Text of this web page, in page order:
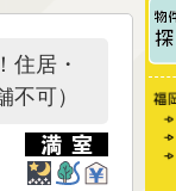
住居・
可）